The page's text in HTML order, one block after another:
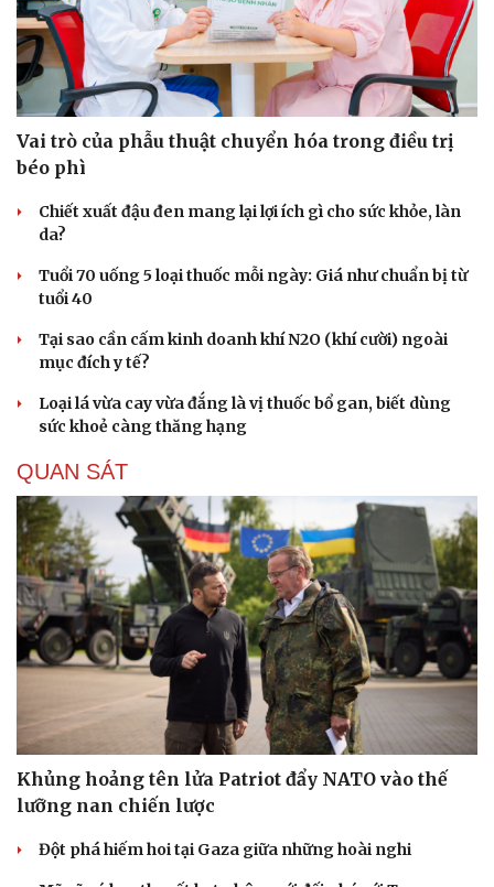
Vai trò của phẫu thuật chuyển hóa trong điều trị
béo phì
Chiết xuất đậu đen mang lại lợi ích gì cho sức khỏe, làn
da?
Tuổi 70 uống 5 loại thuốc mỗi ngày: Giá như chuẩn bị từ
tuổi 40
Tại sao cần cấm kinh doanh khí N2O (khí cười) ngoài
mục đích y tế?
Loại lá vừa cay vừa đắng là vị thuốc bổ gan, biết dùng
sức khoẻ càng thăng hạng
QUAN SÁT
Khủng hoảng tên lửa Patriot đẩy NATO vào thế
lưỡng nan chiến lược
Đột phá hiếm hoi tại Gaza giữa những hoài nghi